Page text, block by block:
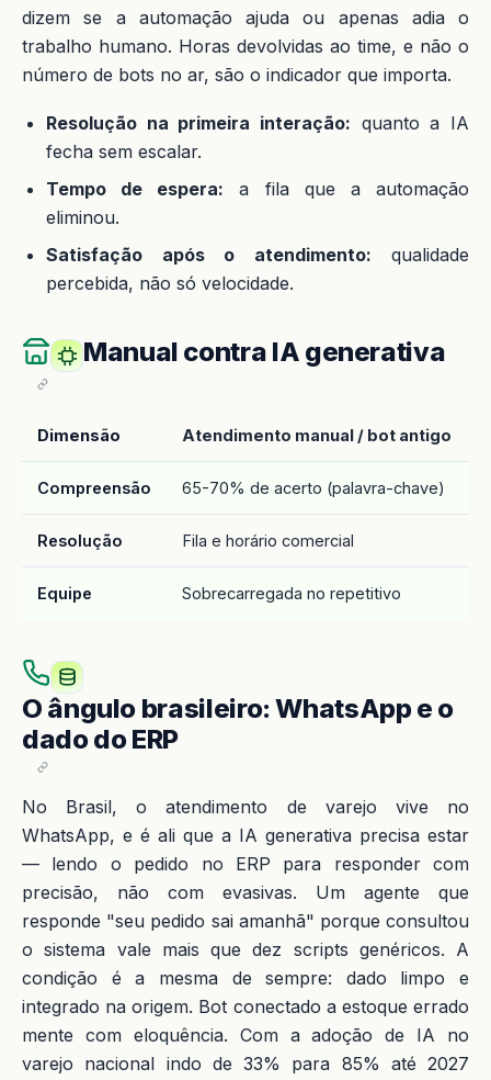
dizem se a automação ajuda ou apenas adia o
trabalho humano. Horas devolvidas ao time, e não o
número de bots no ar, são o indicador que importa.
Resolução na primeira interação: quanto a IA
fecha sem escalar.
Tempo de espera: a fila que a automação
eliminou.
Satisfação após o atendimento: qualidade
percebida, não só velocidade.
Manual contra IA generativa
Dimensão Atendimento manual / bot antigo
Compreensão 65-70% de acerto (palavra-chave)
Resolução Fila e horário comercial
Equipe Sobrecarregada no repetitivo
O ângulo brasileiro: WhatsApp e o
dado do ERP
No Brasil, o atendimento de varejo vive no
WhatsApp, e é ali que a IA generativa precisa estar
— lendo o pedido no ERP para responder com
precisão, não com evasivas. Um agente que
responde "seu pedido sai amanhã" porque consultou
o sistema vale mais que dez scripts genéricos. A
condição é a mesma de sempre: dado limpo e
integrado na origem. Bot conectado a estoque errado
mente com eloquência. Com a adoção de IA no
varejo nacional indo de 33% para 85% até 2027